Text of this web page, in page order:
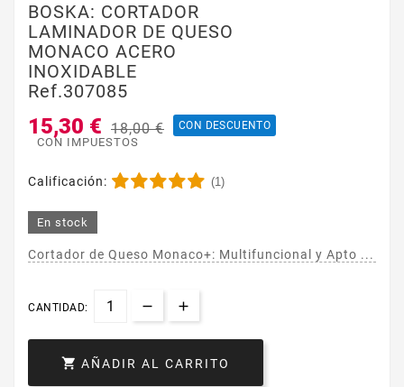
BOSKA: CORTADOR
LAMINADOR DE QUESO
MONACO ACERO
INOXIDABLE
Ref.307085
15,30 € 18,00 € CON DESCUENTO
CON IMPUESTOS
Calificación: (1)
En stock
Cortador de Queso Monaco+: Multifuncional y Apto ...
CANTIDAD:
 AÑADIR AL CARRITO